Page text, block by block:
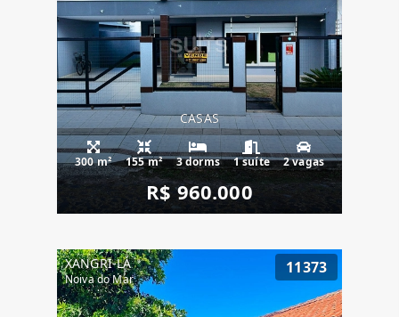
CASAS
300 m² 155 m² 3 dorms 1 suíte 2 vagas
R$ 960.000
XANGRI-LÁ
Noiva do Mar
11373